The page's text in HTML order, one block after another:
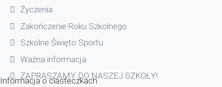
Życzenia
Zakończenie Roku Szkolnego
Szkolne Święto Sportu
Ważna informacja
ZAPRASZAMY DO NASZEJ SZKOŁY!
Informacja o ciasteczkach